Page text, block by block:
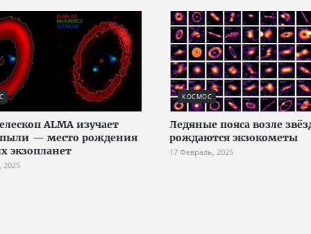
ALMA изучает
пыли — место рождения
экзопланет
2025
КОСМОС
Ледяные пояса возле
рождаются экзокометы
17 Февраль, 2025